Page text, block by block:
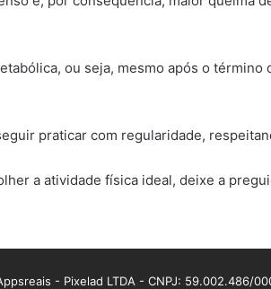
ou seja, mesmo após o
praticar com regularidade,
a atividade física ideal, deixe a
- Pixelad LTDA - CNPJ: 59.002.486/